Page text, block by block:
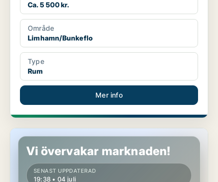
Ca. 5 500 kr.
Område
Limhamn/Bunkeflo
Type
Rum
Mer info
Rum i Malmö
Vi övervakar marknaden!
SENAST UPPDATERAD
19:38 • 04 juli